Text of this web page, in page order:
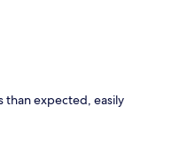
than expected, easily